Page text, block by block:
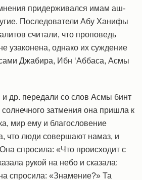
придерживался имам аш-
Последователи Абу Ханифы
считали, что проповедь
узаконена, однако их суждение
Джабира, Ибн ‘Аббаса, Асмы
др. передали со слов Асмы бинт
затмения она пришла к
мир ему и благословение
что люди совершают намаз, и
спросила: «Что происходит с
рукой на небо и сказала:
спросила: «Знамение?» Та